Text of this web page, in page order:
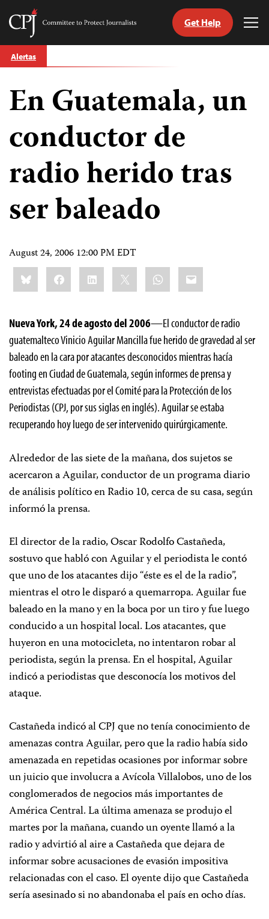
Skip
to
Committee
Journalists
Get Help
Alertas
En Guatemala, un
conductor de
radio herido tras
ser baleado
August 24, 2006 12:00 PM EDT
Share
this:BlueskyFacebookLinkedIn WhatsApp
Email
Nueva York, 24 de agosto del 2006—El conductor de radio
guatemalteco Vinicio Aguilar Mancilla fue herido de gravedad al ser
baleado en la cara por atacantes desconocidos mientras hacía
footing en Ciudad de Guatemala, según informes de prensa y
entrevistas efectuadas por el Comité para la Protección de los
Periodistas (CPJ, por sus siglas en inglés). Aguilar se estaba
recuperando hoy luego de ser intervenido quirúrgicamente.
Alrededor de las siete de la mañana, dos sujetos se
acercaron a Aguilar, conductor de un programa diario
de análisis político en Radio 10, cerca de su casa, según
informó la prensa.
El director de la radio, Oscar Rodolfo Castañeda,
sostuvo que habló con Aguilar y el periodista le contó
que uno de los atacantes dijo “éste es el de la radio”,
mientras el otro le disparó a quemarropa. Aguilar fue
baleado en la mano y en la boca por un tiro y fue luego
conducido a un hospital local. Los atacantes, que
huyeron en una motocicleta, no intentaron robar al
periodista, según la prensa. En el hospital, Aguilar
indicó a periodistas que desconocía los motivos del
ataque.
Castañeda indicó al CPJ que no tenía conocimiento de
amenazas contra Aguilar, pero que la radio había sido
amenazada en repetidas ocasiones por informar sobre
un juicio que involucra a Avícola Villalobos, uno de los
conglomerados de negocios más importantes de
América Central. La última amenaza se produjo el
martes por la mañana, cuando un oyente llamó a la
radio y advirtió al aire a Castañeda que dejara de
informar sobre acusaciones de evasión impositiva
relacionadas con el caso. El oyente dijo que Castañeda
sería asesinado si no abandonaba el país en ocho días.